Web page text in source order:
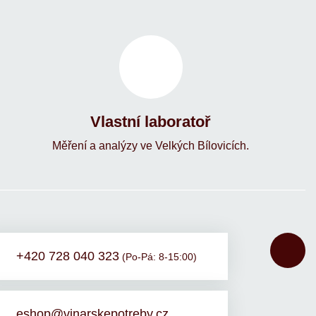
Vlastní laboratoř
Měření a analýzy ve Velkých Bílovicích.
+420 728 040 323 (Po-Pá: 8-15:00)